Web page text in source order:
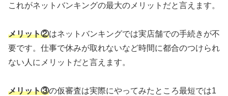
これがネットバンキングの最大のメリットだと言えます。
メリット②はネットバンキングでは実店舗での手続きが不
要です。仕事で休みが取れないなど時間に都合のつけられ
ない人にメリットだと言えます。
メリット③の仮審査は実際にやってみたところ最短では1